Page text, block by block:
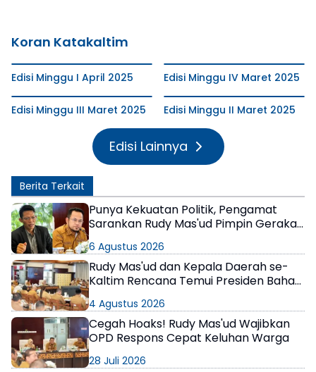
Koran Katakaltim
Edisi Minggu I April 2025 Edisi Minggu IV Maret 2025
Edisi Minggu III Maret 2025 Edisi Minggu II Maret 2025
Edisi Lainnya
Berita Terkait
Punya Kekuatan Politik, Pengamat
Sarankan Rudy Mas'ud Pimpin Gerakan
Istana
6 Agustus 2026
Rudy Mas'ud dan Kepala Daerah se-
Kaltim Rencana Temui Presiden Bahas
4 Agustus 2026
Cegah Hoaks! Rudy Mas'ud Wajibkan
OPD Respons Cepat Keluhan Warga
28 Juli 2026